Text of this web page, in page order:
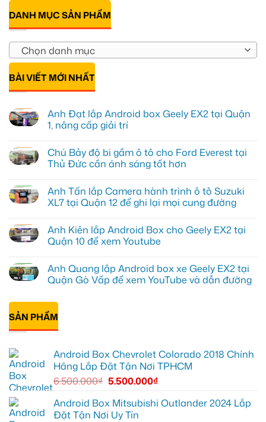
DANH MỤC SẢN PHẨM
Chọn danh mục
BÀI VIẾT MỚI NHẤT
Anh Đạt lắp Android box Geely EX2 tại Quận
1, nâng cấp giải trí
bình
luận
ở
lắp
Android
box
tại
Quận
1,
giải
trí
Chú Bảy độ bi gầm ô tô cho Ford Everest tại
Thủ Đức cần ánh sáng tốt hơn
bình
luận
ở
độ
bi
gầm
cho
Ford
Everest
Thủ
Đức
cần
ánh
sáng
Anh Tấn lắp Camera hành trình ô tô Suzuki
XL7 tại Quận 12 để ghi lại mọi cung đường
bình
luận
ở
lắp
Camera
hành
ô
Suzuki
XL7
tại
ghi
mọi
cung
đường
Anh Kiên lắp Android Box cho Geely EX2 tại
Quận 10 để xem Youtube
bình
luận
ở
Kiên
Android
Box
cho
tại
Quận
xem
Youtube
Anh Quang lắp Android box xe Geely EX2 tại
Quận Gò Vấp để xem YouTube và dẫn đường
có
luận
ở
Anh
Android
box
Geely
EX2
tại
Quận
Gò
Vấp
SẢN PHẨM
Android Box Chevrolet Colorado 2018 Chính
Hãng Lắp Đặt Tận Nơi TPHCM
6.500.000₫ 5.500.000₫
Android Box Mitsubishi Outlander 2024 Lắp
Đặt Tận Nơi Uy Tín